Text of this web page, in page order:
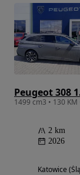
Peugeot 308
1499 cm3 • 130
2 km
2026
Katowice